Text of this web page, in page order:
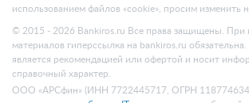
использованием файлов «cookie», просим изменить
© 2015 - 2026 Bankiros.ru Все права защищены. При
материалов гиперссылка на bankiros.ru
является рекомендацией или офертой и носит
справочный характер.
ООО «АРСфин» (ИНН 7722445717, ОГРН